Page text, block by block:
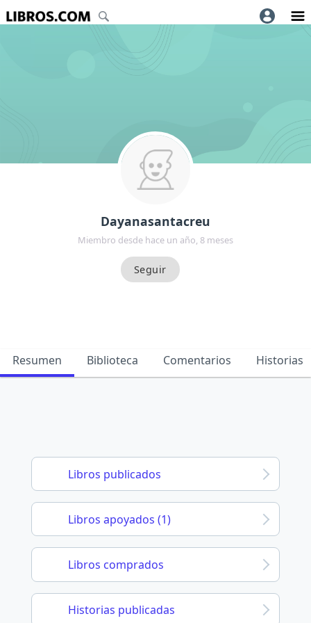
Dayanasantacreu
Miembro desde hace un año, 8 meses
Resumen Biblioteca Comentarios Historias
Libros publicados
Libros apoyados (1)
Libros comprados
Historias publicadas